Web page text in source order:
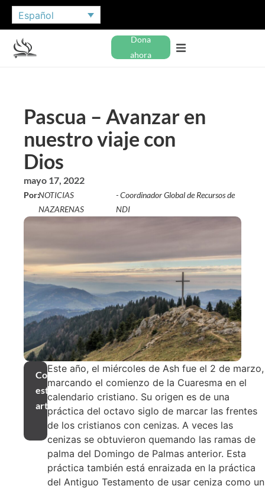
Español
Dona
ahora
Pascua – Avanzar en
nuestro viaje con
Dios
mayo 17, 2022
Por:NOTICIAS
NAZARENAS
- Coordinador Global de Recursos de
NDI
Compartir
este
artículo
Este año, el miércoles de Ash fue el 2 de marzo,
marcando el comienzo de la Cuaresma en el
calendario cristiano. Su origen es de una
práctica del octavo siglo de marcar las frentes
de los cristianos con cenizas. A veces las
cenizas se obtuvieron quemando las ramas de
palma del Domingo de Palmas anterior. Esta
práctica también está enraizada en la práctica
del Antiguo Testamento de usar ceniza como un